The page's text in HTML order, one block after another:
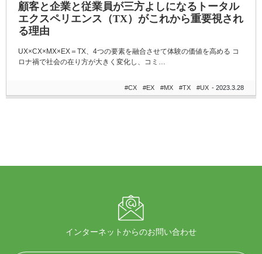
顧客と企業と従業員が三方よしになるトータル
エクスペリエンス（TX）がこれから重要視され
る理由
UX×CX×MX×EX＝TX、4つの要素を融合させて体験の価値を高める コ
ロナ禍で社会の在り方が大きく変化し、コミ…
#CX #EX #MX #TX #UX - 2023.3.28
インターネットからのお問い合わせ